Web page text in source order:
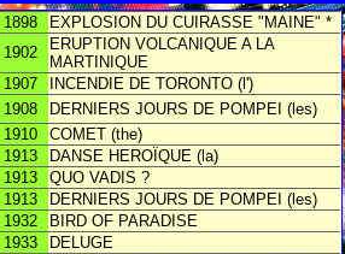
1898
EXPLOSION DU CUIRASSE "MAINE" *
1902
ERUPTION VOLCANIQUE A LA
MARTINIQUE
1907
INCENDIE DE TORONTO (l')
1908
DERNIERS JOURS DE POMPEI (les)
1910
COMET (the)
1913
DANSE HEROÏQUE (la)
1913
QUO VADIS ?
1913
DERNIERS JOURS DE POMPEI (les)
1932
BIRD OF PARADISE
1933
DELUGE